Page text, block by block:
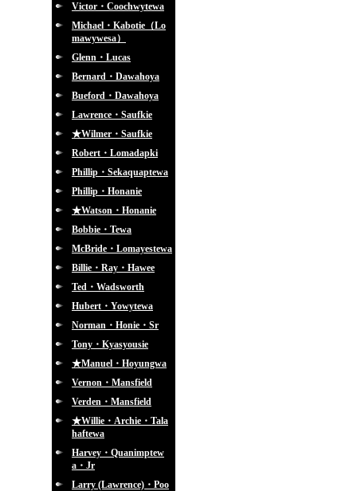
Victor・Coochwytewa
Michael・Kabotie（Lo
mawywesa）
Glenn・Lucas
Bernard・Dawahoya
Bueford・Dawahoya
Lawrence・Saufkie
★Wilmer・Saufkie
Robert・Lomadapki
Phillip・Sekaquaptewa
Phillip・Honanie
★Watson・Honanie
Bobbie・Tewa
McBride・Lomayestewa
Billie・Ray・Hawee
Ted・Wadsworth
Hubert・Yowytewa
Norman・Honie・Sr
Tony・Kyasyousie
★Manuel・Hoyungwa
Vernon・Mansfield
Verden・Mansfield
★Willie・Archie・Tala
haftewa
Harvey・Quanimptew
a・Jr
Larry (Lawrence)・Poo